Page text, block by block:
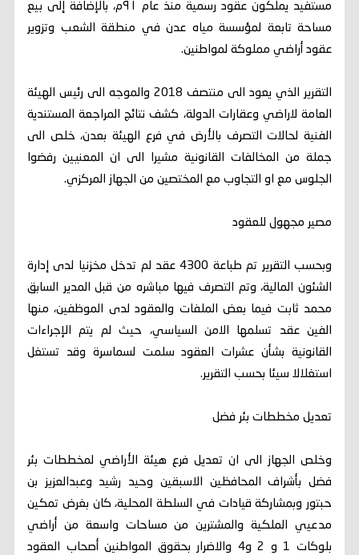
مستفيد يملكون عقود رسمية منذ عام ٩١م، بالإضافة إلى بيع
مساحة تابعة لمؤسسة مياه عدن في منطقة الشعب وتزوير
عقود أراضي مملوكة لمواطنين.
التقرير الذي يعود الى منتصف 2018 والموجه الى رئيس الهيئة
العامة لاراضي وعقارات الدولة، كشف نتائج المراجعة المستندية
الفنية لحالات التصرف بالأرض في فرع الهيئة بعدن، خلص الى
جملة من المخالفات القانونية مشيرا الى ان المعنيين رفضوا
الجلوس مع او التجاوب مع المختصين من الجهاز المركزي.
مصير مجهول للعقود
وبحسب التقرير تم طباعة 4300 عقد لم تدخل مخزنيا لدى إدارة
الشئون المالية، وتم التصرف فيها مباشره من قبل المدير السابق
محمد ثابت فيما بعض الملفات والعقود لدى الموظفين، منها
الفين عقد تسلمها الامن السياسي، حيث لم يتم الإجراءات
القانونية بشأن عشرات العقود سلمت لسماسرة وقد تستغل
استغلالا سيئا بحسب التقرير.
تعديل مخططات بئر فضل
وخلص الجهاز الى ان تعديل فرع هيئة الأراضي لمخططات بئر
فضل بأشراف المحافظين الاسبقين وحيد رشيد وعبدالعزيز بن
حبتور وبمشاركة قيادات في السلطة المحلية، كان بغرض تمكين
مدعيي الملكية والمشترين من مساحات واسعة من أراضي
بلوكات 1 و 2 و4 والاضرار بحقوق المواطنين أصحاب العقود